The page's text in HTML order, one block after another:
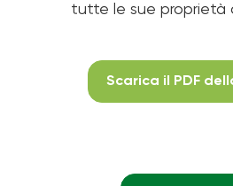
tutte le sue proprietà
Scarica il PDF